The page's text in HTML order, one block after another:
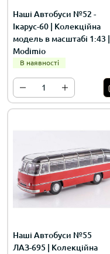
Наші Автобуси №52 -
Ікарус-60 | Колекційна
модель в масштабі 1:43 |
Modimio
В наявності
Наші Автобуси №55
ЛАЗ-695 | Колекційна